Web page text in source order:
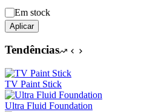
Disponibilidade
Em stock
Aplicar
Tendências
TV Paint Stick
Ultra Fluid Foundation